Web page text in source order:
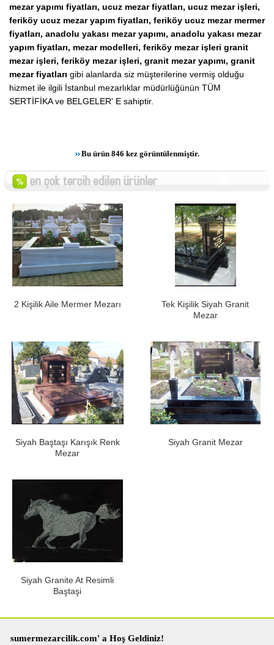
mezar yapımı fiyatları, ucuz mezar fiyatları, ucuz mezar işleri,
feriköy ucuz mezar yapım fiyatları, feriköy ucuz mezar mermer
fiyatları, anadolu yakası mezar yapımı, anadolu yakası mezar
yapım fiyatları, mezar modelleri, feriköy mezar işleri granit
mezar işleri, feriköy mezar işleri, granit mezar yapımı, granit
mezar fiyatları gibi alanlarda siz müşterilerine vermiş olduğu
hizmet ile ilgili İstanbul mezarlıklar müdürlüğünün TÜM
SERTİFİKA ve BELGELER' E sahiptir.
Bu ürün 846 kez görüntülenmiştir.
2 Kişilik Aile Mermer Mezarı
Tek Kişilik Siyah Granit
Mezar
Siyah Baştaşı Karışık Renk
Mezar
Siyah Granit Mezar
Siyah Granite At Resimli
Baştaşi
sumermezarcilik.com' a Hoş Geldiniz!